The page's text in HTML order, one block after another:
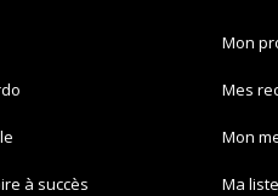
à succès
Mon
Mes
Mon
Ma